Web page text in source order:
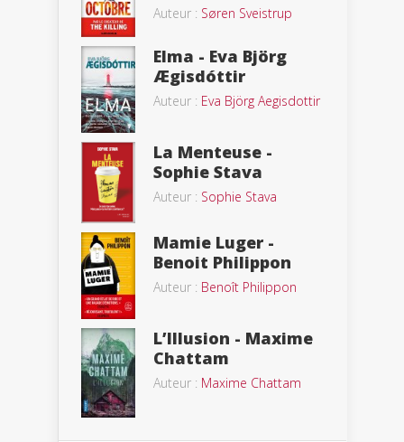
Auteur : Søren Sveistrup
Elma - Eva Björg
Ægisdóttir
Auteur : Eva Björg Aegisdottir
La Menteuse -
Sophie Stava
Auteur : Sophie Stava
Mamie Luger -
Benoit Philippon
Auteur : Benoît Philippon
L’Illusion - Maxime
Chattam
Auteur : Maxime Chattam